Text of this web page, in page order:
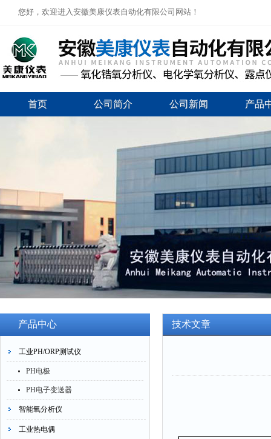
您好，欢迎进入安徽美康仪表自动化有限公司网站！
首页 公司简介 公司新闻 产品
产品中心
工业PH/ORP测试仪
PH电极
PH电子变送器
智能氧分析仪
工业热电偶
技术文章